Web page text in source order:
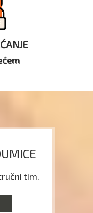
tim.